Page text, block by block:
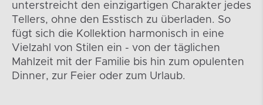
unterstreicht den einzigartigen Charakter jedes
Tellers, ohne den Esstisch zu überladen. So
fügt sich die Kollektion harmonisch in eine
Vielzahl von Stilen ein - von der täglichen
Mahlzeit mit der Familie bis hin zum opulenten
Dinner, zur Feier oder zum Urlaub.